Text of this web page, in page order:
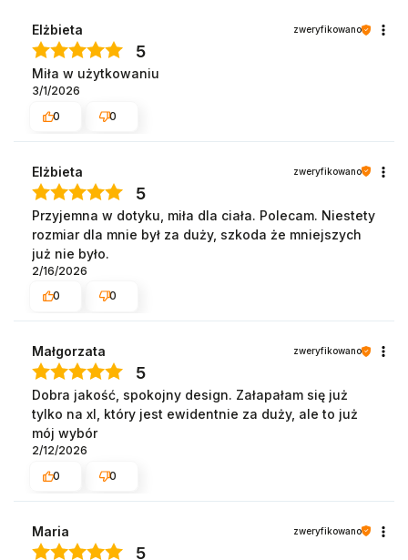
Elżbieta zweryfikowano
5
Miła w użytkowaniu
3/1/2026
0
0
Elżbieta zweryfikowano
5
Przyjemna w dotyku, miła dla ciała. Polecam. Niestety
rozmiar dla mnie był za duży, szkoda że mniejszych
już nie było.
2/16/2026
0
0
Małgorzata zweryfikowano
5
Dobra jakość, spokojny design. Załapałam się już
tylko na xl, który jest ewidentnie za duży, ale to już
mój wybór
2/12/2026
0
0
Maria zweryfikowano
5